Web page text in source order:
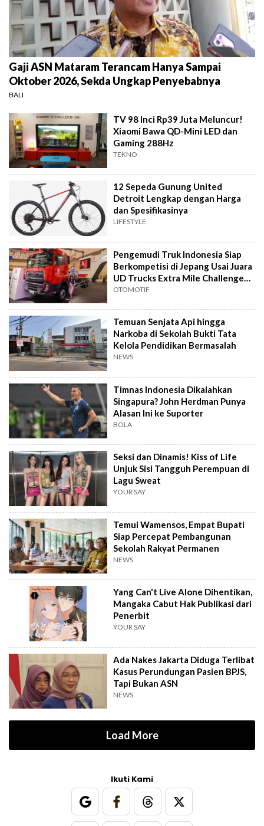
Gaji ASN Mataram Terancam Hanya Sampai
Oktober 2026, Sekda Ungkap Penyebabnya
BALI
TV 98 Inci Rp39 Juta Meluncur!
Xiaomi Bawa QD-Mini LED dan
Gaming 288Hz
TEKNO
12 Sepeda Gunung United
Detroit Lengkap dengan Harga
dan Spesifikasinya
LIFESTYLE
Pengemudi Truk Indonesia Siap
Berkompetisi di Jepang Usai Juara
UD Trucks Extra Mile Challenge
2026
OTOMOTIF
Temuan Senjata Api hingga
Narkoba di Sekolah Bukti Tata
Kelola Pendidikan Bermasalah
NEWS
Timnas Indonesia Dikalahkan
Singapura? John Herdman Punya
Alasan Ini ke Suporter
BOLA
Seksi dan Dinamis! Kiss of Life
Unjuk Sisi Tangguh Perempuan di
Lagu Sweat
YOUR SAY
Temui Wamensos, Empat Bupati
Siap Percepat Pembangunan
Sekolah Rakyat Permanen
NEWS
Yang Can't Live Alone Dihentikan,
Mangaka Cabut Hak Publikasi dari
Penerbit
YOUR SAY
Ada Nakes Jakarta Diduga Terlibat
Kasus Perundungan Pasien BPJS,
Tapi Bukan ASN
NEWS
Load More
Ikuti Kami